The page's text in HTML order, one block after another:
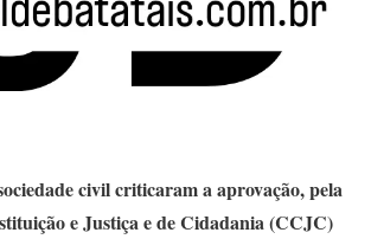
civil criticaram a aprovação, pela
e Justiça e de Cidadania (CCJC)